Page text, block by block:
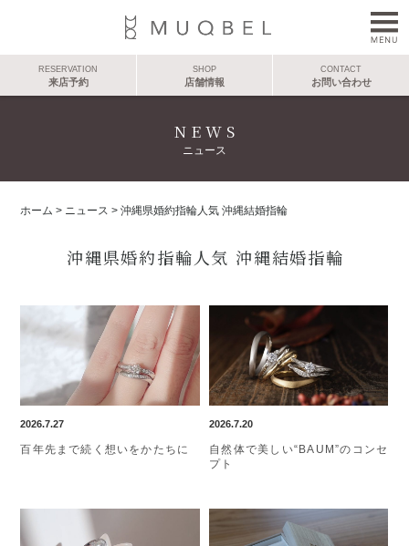
RESERVATION
来店予約
SHOP
店舗情報
CONTACT
お問い合わせ
NEWS
ニュース
ホーム > ニュース >沖縄県婚約指輪人気 沖縄結婚指輪
沖縄県婚約指輪人気 沖縄結婚指輪
2026.7.27
百年先まで続く想いをかたちに
2026.7.20
自然体で美しい“BAUM”のコンセ
プト